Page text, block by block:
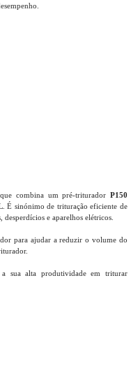
combina um pré-trituradorP150
. É sinónimo de trituração eficiente de
e aparelhos elétricos.
para ajudar a reduzir o volume do
sua alta produtividade em triturar